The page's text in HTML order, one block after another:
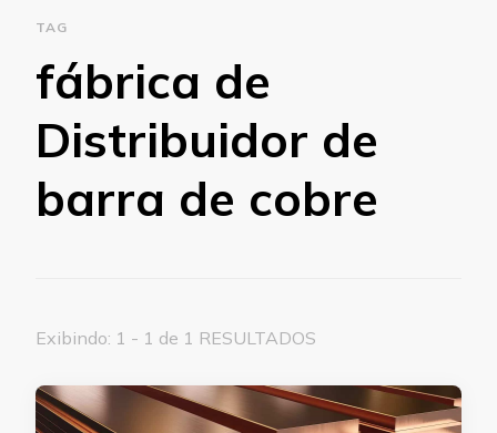
TAG
fábrica de
Distribuidor de
barra de cobre
Exibindo: 1 - 1 de 1 RESULTADOS